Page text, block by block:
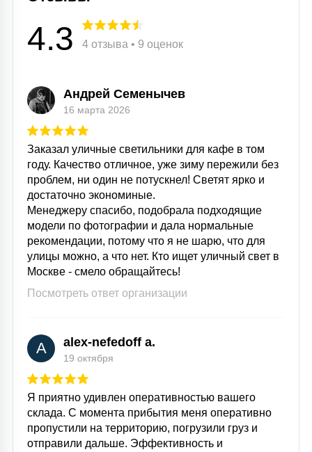
4.3 4 отзыва • 9 оценок
Андрей Семенычев
16 марта 2026
Заказал уличные светильники для кафе в том
году. Качество отличное, уже зиму пережили без
проблем, ни один не потускнел! Светят ярко и
достаточно экономиные.
Менеджеру спасибо, подобрала подходящие
модели по фотографии и дала нормальные
рекомендации, потому что я не шарю, что для
улицы можно, а что нет. Кто ищет уличный свет в
Москве - смело обращайтесь!
Посмотреть ответ организации
A alex-nefedoff a.
19 октября
Я приятно удивлен оперативностью вашего
склада. С момента прибытия меня оперативно
пропустили на территорию, погрузили груз и
отправили дальше. Эффективность и